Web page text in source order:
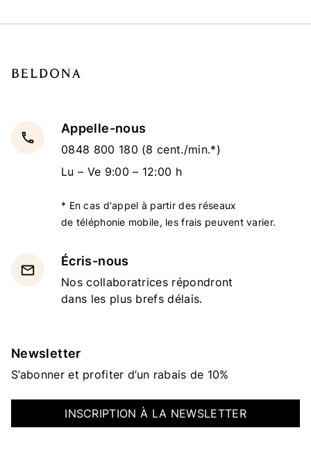
local_phone
Appelle-nous
0848 800 180 (8 cent./min.*)
Lu – Ve 9:00 – 12:00 h
* En cas d'appel à partir des réseaux
de téléphonie mobile, les frais peuvent varier.
email
Écris-nous
Nos collaboratrices répondront
dans les plus brefs délais.
Newsletter
S’abonner et profiter d’un rabais de 10%
INSCRIPTION À LA NEWSLETTER